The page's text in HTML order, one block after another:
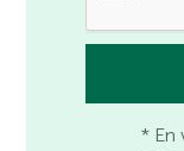
* En